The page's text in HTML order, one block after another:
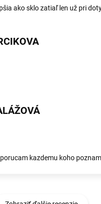
ako sklo zatiaľ len už pri
kazdemu koho